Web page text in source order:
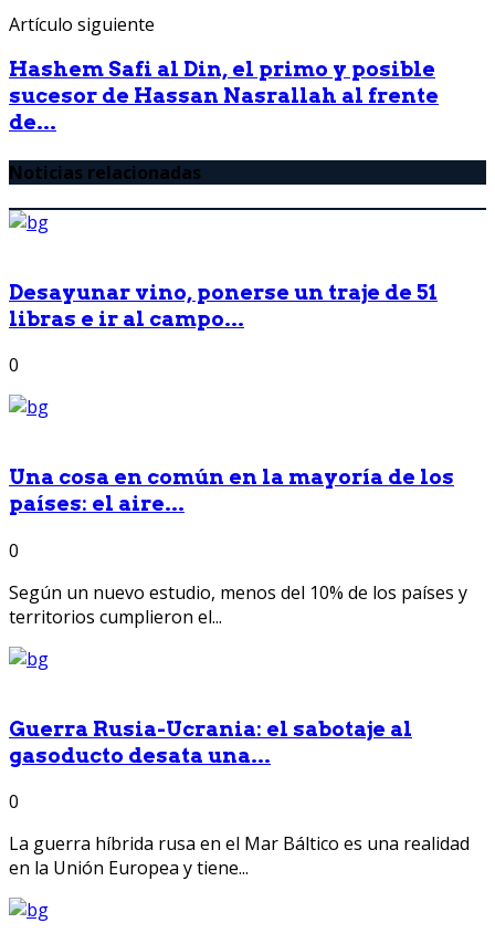
Artículo siguiente
Hashem Safi al Din, el primo y posible
sucesor de Hassan Nasrallah al frente
de...
Noticias relacionadas
Desayunar vino, ponerse un traje de 51
libras e ir al campo...
0
Una cosa en común en la mayoría de los
países: el aire...
0
Según un nuevo estudio, menos del 10% de los países y
territorios cumplieron el...
Guerra Rusia-Ucrania: el sabotaje al
gasoducto desata una...
0
La guerra híbrida rusa en el Mar Báltico es una realidad
en la Unión Europea y tiene...